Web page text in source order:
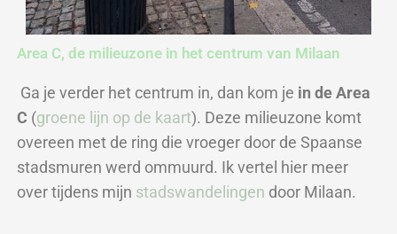
Area C, de milieuzone in het centrum van Milaan​
Ga je verder het centrum in, dan kom je in de Area
C (groene lijn op de kaart). Deze milieuzone komt
overeen met de ring die vroeger door de Spaanse
stadsmuren werd ommuurd. Ik vertel hier meer
over tijdens mijn stadswandelingen door Milaan.